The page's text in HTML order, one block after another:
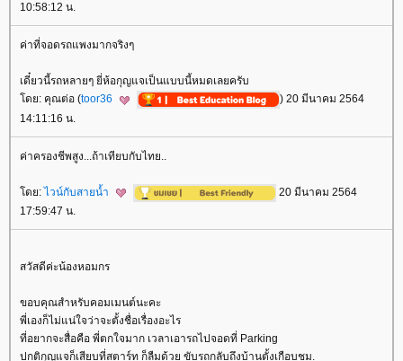
10:58:12 น.
ค่าที่จอดรถแพงมากจริงๆ
เดี๋ยวนี้รถหลายๆ ยี่ห้อกุญแจเป็นแบบนี้หมดเลยครับ
ดย: คุณต่อ (toor36
) 20 มีนาคม 2564
14:11:16 น.
ค่าครองชีพสูง...ถ้าเทียบกับไทย..
ดย:ไวน์กับสายน้ำ
20 มีนาคม 2564
17:59:47 น.
สวัสดีค่ะน้องหอมกร
ขอบคุณสำหรับคอมเมนต์นะคะ
พี่เองก็ไม่แน่ใจว่าจะตั้งชื่อเรื่องอะไร
ที่อยากจะสื่อคือ พี่ตกใจมาก เวลาเอารถไปจอดที่ Parking
ปกติกุญแจก็เสียบที่สตาร์ท ก็ลืมด้วย ขับรถกลับถึงบ้านตั้งเกือบชม.